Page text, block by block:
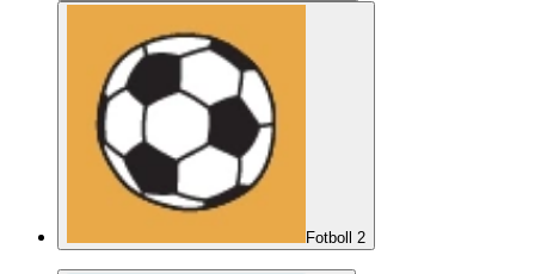
Fotboll 2